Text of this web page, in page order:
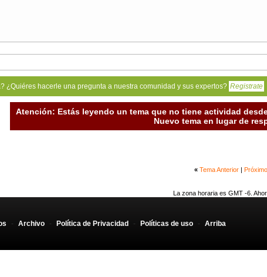
¿Quiéres hacerle una pregunta a nuestra comunidad y sus expertos? Registrate
Atención: Estás leyendo un tema que no tiene actividad
Nuevo tema en lugar de
« Tema Anterior
La zona horaria es GMT -6.
- Archivo - Política de Privacidad - Políticas de uso - Arriba